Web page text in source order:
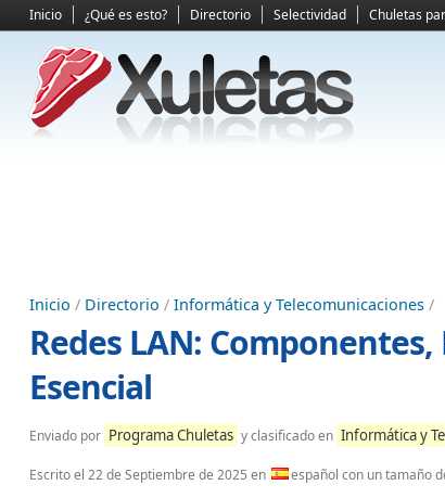
Inicio ¿Qué es esto? Directorio Selectividad Chuletas
Inicio / Directorio / Informática y Telecomunicaciones /
Redes LAN:
Esencial
Enviado por Programa Chuletas y clasificado en Informática y
Escrito el 22 de Septiembre de 2025 en español con un tamaño